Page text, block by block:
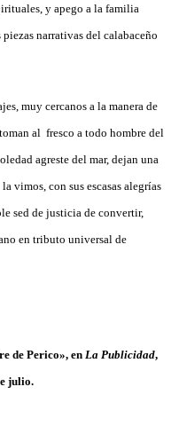
y apego a la familia
piezas narrativas del calabaceño
muy cercanos a la manera de
al fresco a todo hombre del
agreste del mar, dejan una
vimos, con sus escasas alegrías
sed de justicia de convertir,
en tributo universal de
de Perico», en La Publicidad,
julio.